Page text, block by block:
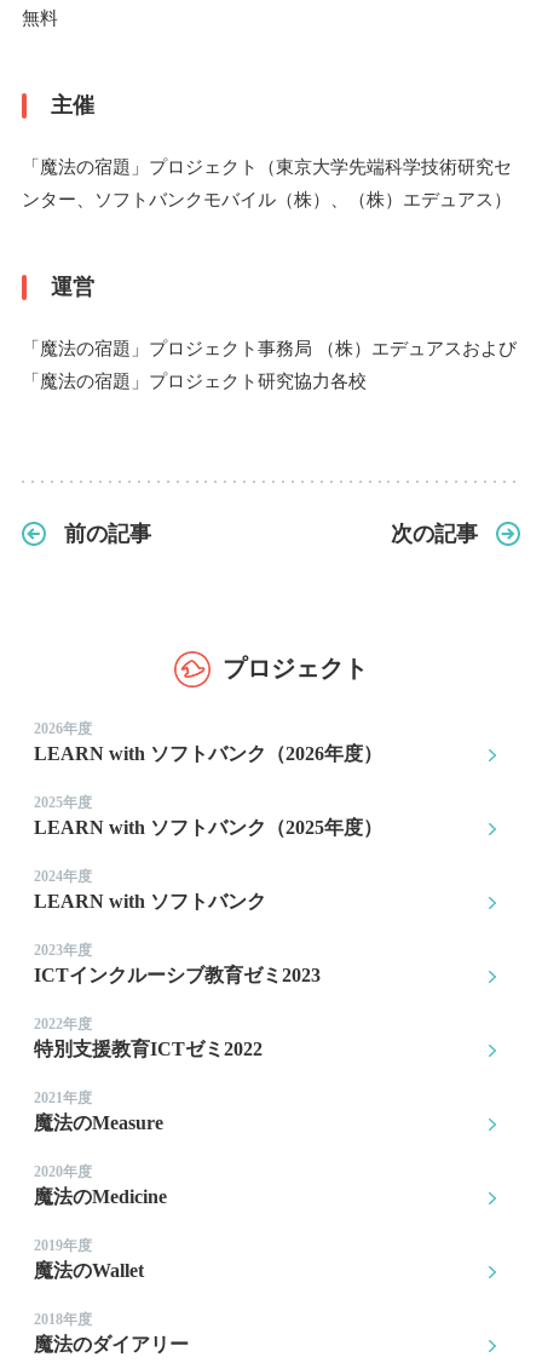
無料
主催
「魔法の宿題」プロジェクト（東京大学先端科学技術研究セ
ンター、ソフトバンクモバイル（株）、（株）エデュアス）
運営
「魔法の宿題」プロジェクト事務局 （株）エデュアスおよび
「魔法の宿題」プロジェクト研究協力各校
前の記事 次の記事
プロジェクト
2026年度
LEARN with ソフトバンク（2026年度）
2025年度
LEARN with ソフトバンク（2025年度）
2024年度
LEARN with ソフトバンク
2023年度
ICTインクルーシブ教育ゼミ2023
2022年度
特別支援教育ICTゼミ2022
2021年度
魔法のMeasure
2020年度
魔法のMedicine
2019年度
魔法のWallet
2018年度
魔法のダイアリー